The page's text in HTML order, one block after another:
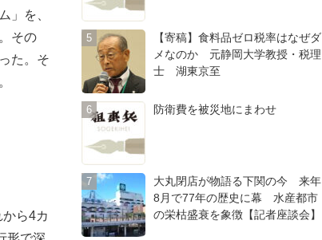
」を、
その
た。そ
禎子
ら4カ
【寄稿】食料品ゼロ税率はなぜダ
メなのか 元静岡大学教授・税理
士 湖東京至
防衛費を被災地にまわせ
大丸閉店が物語る下関の今 来年
8月で77年の歴史に幕 水産都市
の栄枯盛衰を象徴【記者座談会】